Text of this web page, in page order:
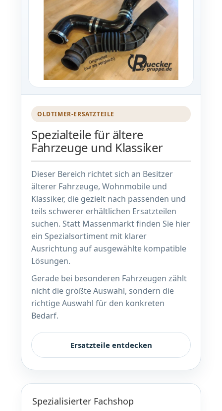
OLDTIMER-ERSATZTEILE
Spezialteile für ältere
Fahrzeuge und Klassiker
Dieser Bereich richtet sich an Besitzer
älterer Fahrzeuge, Wohnmobile und
Klassiker, die gezielt nach passenden und
teils schwerer erhältlichen Ersatzteilen
suchen. Statt Massenmarkt finden Sie hier
ein Spezialsortiment mit klarer
Ausrichtung auf ausgewählte kompatible
Lösungen.
Gerade bei besonderen Fahrzeugen zählt
nicht die größte Auswahl, sondern die
richtige Auswahl für den konkreten
Bedarf.
Ersatzteile entdecken
Spezialisierter Fachshop